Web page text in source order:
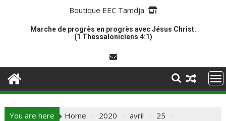
Boutique EEC Tamdja
Marche de progrès en progrès avec Jésus Christ.
(1 Thessaloniciens 4:1)
You are here Home 2020 avril
25